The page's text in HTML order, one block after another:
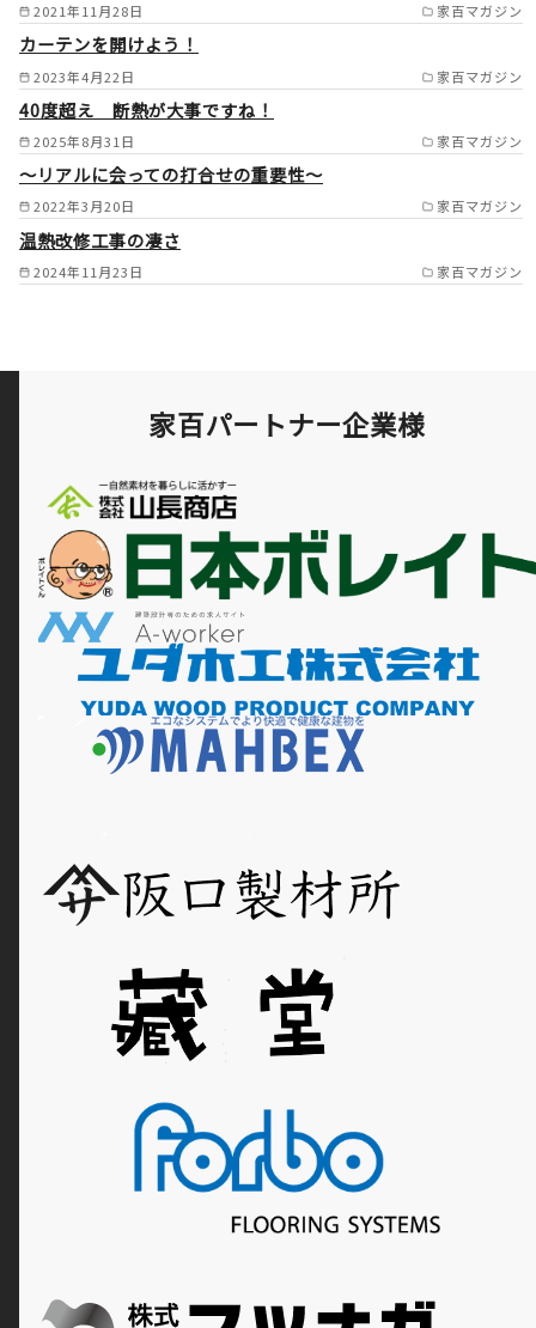
あま市/半田市/常滑市/東海市/
大府市/知多市/阿久比町/東浦
町/刈谷市/豊田市/安城市/知立
2021年11月28日 家百マガジン
2023年4月22日 家百マガジン
カーテンを開けよう！
2025年8月31日 家百マガジン
40度超え 断熱が大事ですね！
2022年3月20日 家百マガジン
～リアルに会っての打合せの重要性～
2024年11月23日 家百マガジン
温熱改修工事の凄さ
家百パートナー企業様